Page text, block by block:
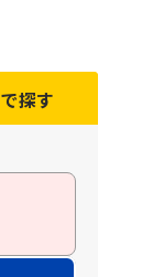
で探す